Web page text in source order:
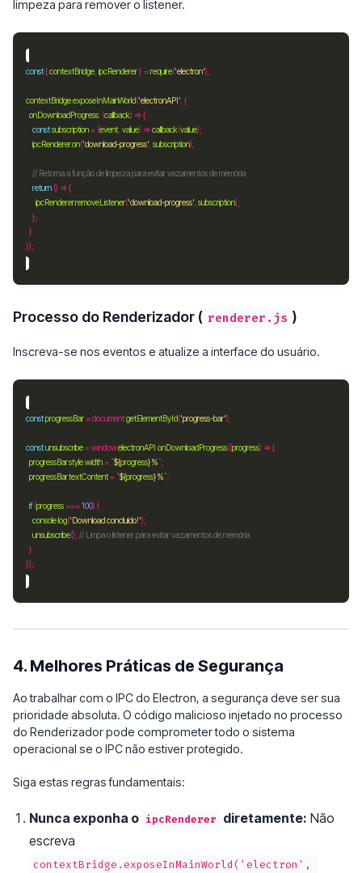
limpeza para remover o listener.
const { contextBridge ipcRenderer } =require('electron'
contextBridgeexposeInMainWorld('electronAPI'
onDownloadProgress: (callback
constsubscription = (event value) => callback(value
ipcRenderer.on('download-progress' subscription
return
ipcRenderer.removeListener('download-progress' subscription
Processo do Renderizador ( renderer.js )
Inscreva-se nos eventos e atualize a interface do usuário.
constprogressBar = document.getElementById('progress-bar'
constunsubscribe = window.electronAPI onDownloadProgress((progress
progressBar.stylewidth = `${progress}%`
progressBar.textContent = `${progress}%`
if (progress ===100
consolelog('Download concluído!'
unsubscribe();
4. Melhores Práticas de Segurança
Ao trabalhar com o IPC do Electron, a segurança deve ser sua
prioridade absoluta. O código malicioso injetado no processo
do Renderizador pode comprometer todo o sistema
operacional se o IPC não estiver protegido.
Siga estas regras fundamentais:
Nunca exponha o ipcRenderer diretamente: Não
escreva
contextBridge.exposeInMainWorld('electron',